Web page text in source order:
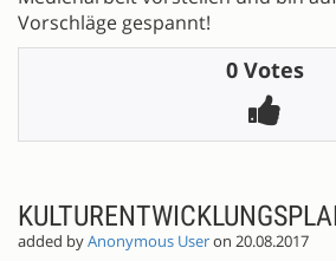
Vorschläge gespannt!
0 Votes
added byAnonymous Useron 20.08.2017